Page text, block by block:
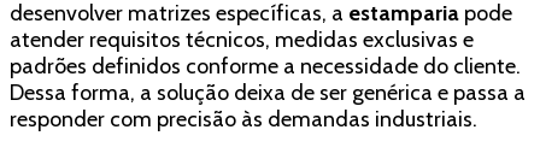
desenvolver matrizes específicas, a estamparia pode
atender requisitos técnicos, medidas exclusivas e
padrões definidos conforme a necessidade do cliente.
Dessa forma, a solução deixa de ser genérica e passa a
responder com precisão às demandas industriais.